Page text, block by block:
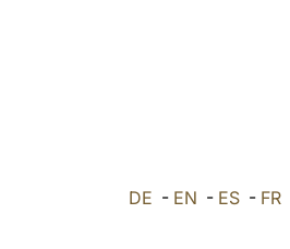
DE - EN - ES - FR